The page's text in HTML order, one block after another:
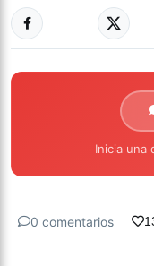
Inicia una
0 comentarios